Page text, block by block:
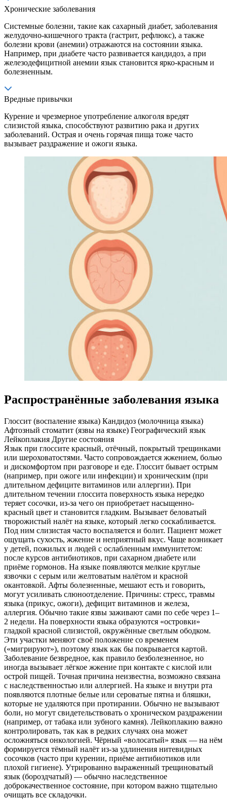
Хронические заболевания
Системные болезни, такие как сахарный диабет, заболевания
желудочно-кишечного тракта (гастрит, рефлюкс), а также
болезни крови (анемии) отражаются на состоянии языка.
Например, при диабете часто развивается кандидоз, а при
железодефицитной анемии язык становится ярко-красным и
болезненным.
Вредные привычки
Курение и чрезмерное употребление алкоголя вредят
слизистой языка, способствуют развитию рака и других
заболеваний. Острая и очень горячая пища тоже часто
вызывает раздражение и ожоги языка.
Распространённые заболевания языка
Глоссит (воспаление языка) Кандидоз (молочница языка)
Афтозный стоматит (язвы на языке) Географический язык
Лейкоплакия Другие состояния
Язык при глоссите красный, отёчный, покрытый трещинками
или шероховатостями. Часто сопровождается жжением, болью
и дискомфортом при разговоре и еде. Глоссит бывает острым
(например, при ожоге или инфекции) и хроническим (при
длительном дефиците витаминов или аллергии). При
длительном течении глоссита поверхность языка нередко
теряет сосочки, из-за чего он приобретает насыщенно-
красный цвет и становится гладким. Вызывает беловатый
творожистый налёт на языке, который легко соскабливается.
Под ним слизистая часто воспаляется и болит. Пациент может
ощущать сухость, жжение и неприятный вкус. Чаще возникает
у детей, пожилых и людей с ослабленным иммунитетом:
после курсов антибиотиков, при сахарном диабете или
приёме гормонов. На языке появляются мелкие круглые
язвочки с серым или желтоватым налётом и красной
окантовкой. Афты болезненные, мешают есть и говорить,
могут усиливать слюноотделение. Причины: стресс, травмы
языка (прикус, ожоги), дефицит витаминов и железа,
аллергия. Обычно такие язвы заживают сами по себе через 1–
2 недели. На поверхности языка образуются «островки»
гладкой красной слизистой, окружённые светлым ободком.
Эти участки меняют своё положение со временем
(«мигрируют»), поэтому язык как бы покрывается картой.
Заболевание безвредное, как правило безболезненное, но
иногда вызывает лёгкое жжение при контакте с кислой или
острой пищей. Точная причина неизвестна, возможно связана
с наследственностью или аллергией. На языке и внутри рта
появляются плотные белые или сероватые пятна и бляшки,
которые не удаляются при протирании. Обычно не вызывают
боли, но могут свидетельствовать о хроническом раздражении
(например, от табака или зубного камня). Лейкоплакию важно
контролировать, так как в редких случаях она может
осложняться онкологией. Чёрный «волосатый» язык — на нём
формируется тёмный налёт из-за удлинения нитевидных
сосочков (часто при курении, приёме антибиотиков или
плохой гигиене). Утрированно выраженный трещиноватый
язык (бороздчатый) — обычно наследственное
доброкачественное состояние, при котором важно тщательно
очищать все складочки.